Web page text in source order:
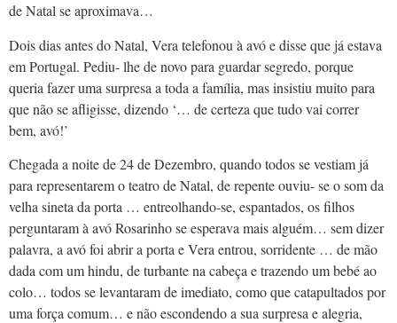
de Natal se aproximava…
Dois dias antes do Natal, Vera telefonou à avó e disse que já estava
em Portugal. Pediu- lhe de novo para guardar segredo, porque
queria fazer uma surpresa a toda a família, mas insistiu muito para
que não se afligisse, dizendo ‘… de certeza que tudo vai correr
bem, avó!’
Chegada a noite de 24 de Dezembro, quando todos se vestiam já
para representarem o teatro de Natal, de repente ouviu- se o som da
velha sineta da porta … entreolhando-se, espantados, os filhos
perguntaram à avó Rosarinho se esperava mais alguém… sem dizer
palavra, a avó foi abrir a porta e Vera entrou, sorridente … de mão
dada com um hindu, de turbante na cabeça e trazendo um bebé ao
colo… todos se levantaram de imediato, como que catapultados por
uma força comum… e não escondendo a sua surpresa e alegria,